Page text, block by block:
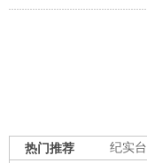
纪实台
热门推荐